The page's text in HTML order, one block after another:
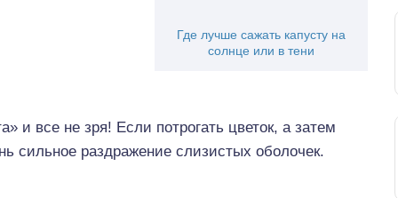
Где лучше сажать капусту на
солнце или в тени
и все не зря! Если потрогать цветок, а затем
сильное раздражение слизистых оболочек.